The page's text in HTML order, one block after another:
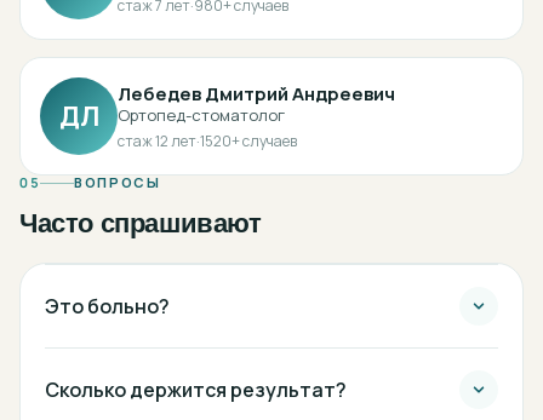
стаж7лет·980+ случаев
ДЛ
Лебедев Дмитрий Андреевич
Ортопед-стоматолог
стаж12лет·1520+ случаев
05 ВОПРОСЫ
Часто спрашивают
Это больно?
Сколько держится результат?